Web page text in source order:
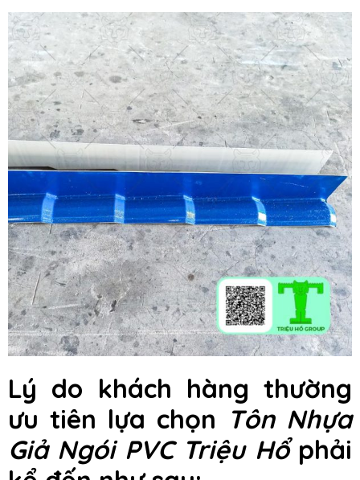
Lý do khách hàng thường
ưu tiên lựa chọn Tôn Nhựa
Giả Ngói PVC Triệu Hổphải